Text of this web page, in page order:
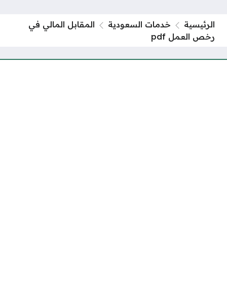
الرئيسية خدمات السعودية
المقابل المالي في
رخص العمل pdf